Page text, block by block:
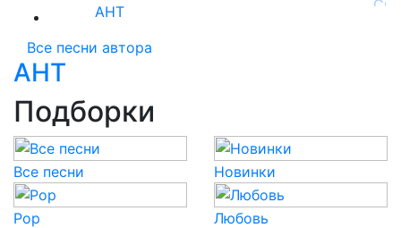
АНТ
Все песни автора
АНТ
Подборки
Все песни Новинки
Pop Любовь